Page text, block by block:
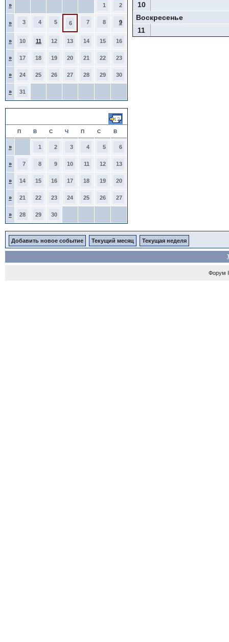
» 1 2
» 3 4 5 6 7 8 9
» 10 11 12 13 14 15 16
» 17 18 19 20 21 22 23
» 24 25 26 27 28 29 30
» 31
П В С Ч П С В
» 1 2 3 4 5 6
» 7 8 9 10 11 12 13
» 14 15 16 17 18 19 20
» 21 22 23 24 25 26 27
» 28 29 30
10
Воскресенье
11
Добавить новое событие Текущий месяц Текущая неделя
Форум